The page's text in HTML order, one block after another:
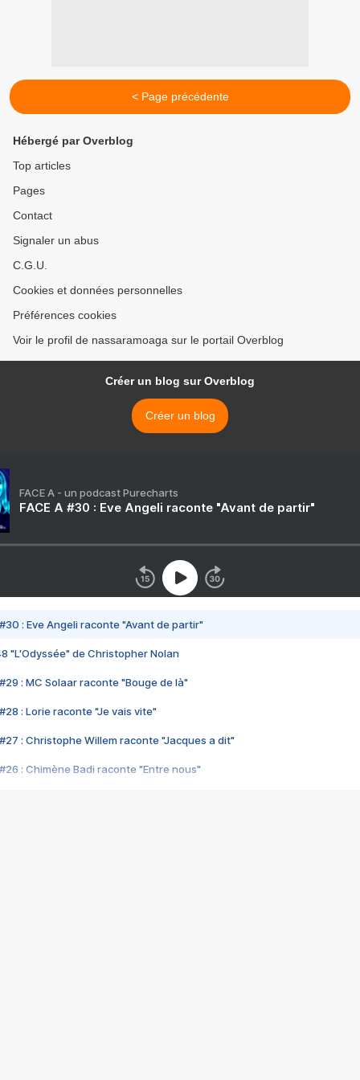
< Page précédente
Hébergé par Overblog
Top articles
Pages
Contact
Signaler un abus
C.G.U.
Cookies et données personnelles
Préférences cookies
Voir le profil de nassaramoaga sur le portail Overblog
Créer un blog sur Overblog
Créer un blog
FACE A - un podcast Purecharts
FACE A #30 : Eve Angeli raconte "Avant de partir"
#30 : Eve Angeli raconte "Avant de partir"
"L'Odyssée" de Christopher Nolan
#29 : MC Solaar raconte "Bouge de là"
#28 : Lorie raconte "Je vais vite"
#27 : Christophe Willem raconte "Jacques a dit"
#26 : Chimène Badi raconte "Entre nous"